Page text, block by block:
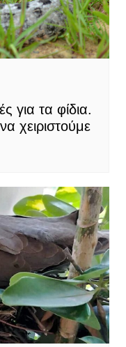
για τα φίδια.
χειριστούμε